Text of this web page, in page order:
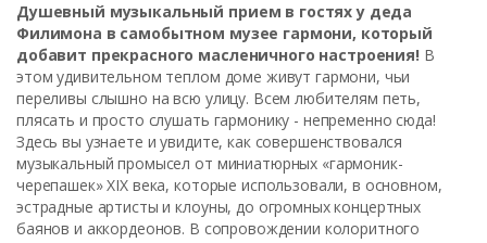
Душевный музыкальный прием в гостях у деда
Филимона в самобытном музее гармони, который
добавит прекрасного масленичного настроения! В
этом удивительном теплом доме живут гармони, чьи
переливы слышно на всю улицу. Всем любителям петь,
плясать и просто слушать гармонику - непременно сюда!
Здесь вы узнаете и увидите, как совершенствовался
музыкальный промысел от миниатюрных «гармоник-
черепашек» XIX века, которые использовали, в основном,
эстрадные артисты и клоуны, до огромных концертных
баянов и аккордеонов. В сопровождении колоритного